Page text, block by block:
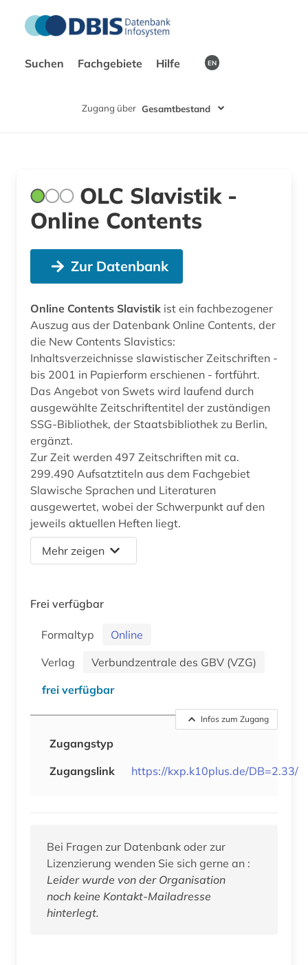
Suchen Fachgebiete Hilfe EN
Zugang über Gesamtbestand
OLC Slavistik -
Online Contents
Zur Datenbank
Online Contents Slavistik ist ein fachbezogener
Auszug aus der Datenbank Online Contents, der
die New Contents Slavistics:
Inhaltsverzeichnisse slawistischer Zeitschriften -
bis 2001 in Papierform erschienen - fortführt.
Das Angebot von Swets wird laufend durch
ausgewählte Zeitschriftentitel der zuständigen
SSG-Bibliothek, der Staatsbibliothek zu Berlin,
ergänzt.
Zur Zeit werden 497 Zeitschriften mit ca.
299.490 Aufsatztiteln aus dem Fachgebiet
Slawische Sprachen und Literaturen
ausgewertet, wobei der Schwerpunkt auf den
jeweils aktuellen Heften liegt.
Mehr zeigen
Frei verfügbar
Formaltyp
Online
Verlag
Verbundzentrale des GBV (VZG)
frei verfügbar
Infos zum Zugang
Zugangstyp
Zugangslink
https://kxp.k10plus.de/DB=2.33/
Bei Fragen zur Datenbank oder zur
Lizenzierung wenden Sie sich gerne an :
Leider wurde von der Organisation
noch keine Kontakt-Mailadresse
hinterlegt.